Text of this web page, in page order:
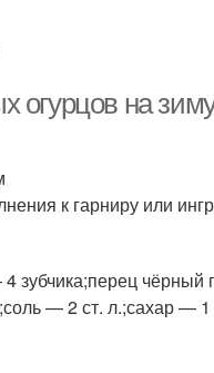
на
к гарниру или
зубчика;перец
— 2 ст. л.;сахар — 1